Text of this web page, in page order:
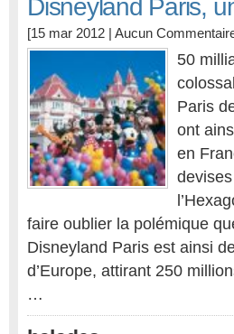
Disneyland Paris,
[15 mar 2012 | Aucun
50
Paris
ont
en
faire oublier la polémique
Disneyland Paris est ainsi
d’Europe, attirant 250
…